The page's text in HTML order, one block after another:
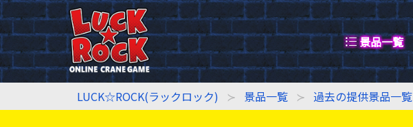
景品一覧
LUCK☆ROCK(ラックロック) 景品一覧 過去の提供景品一覧